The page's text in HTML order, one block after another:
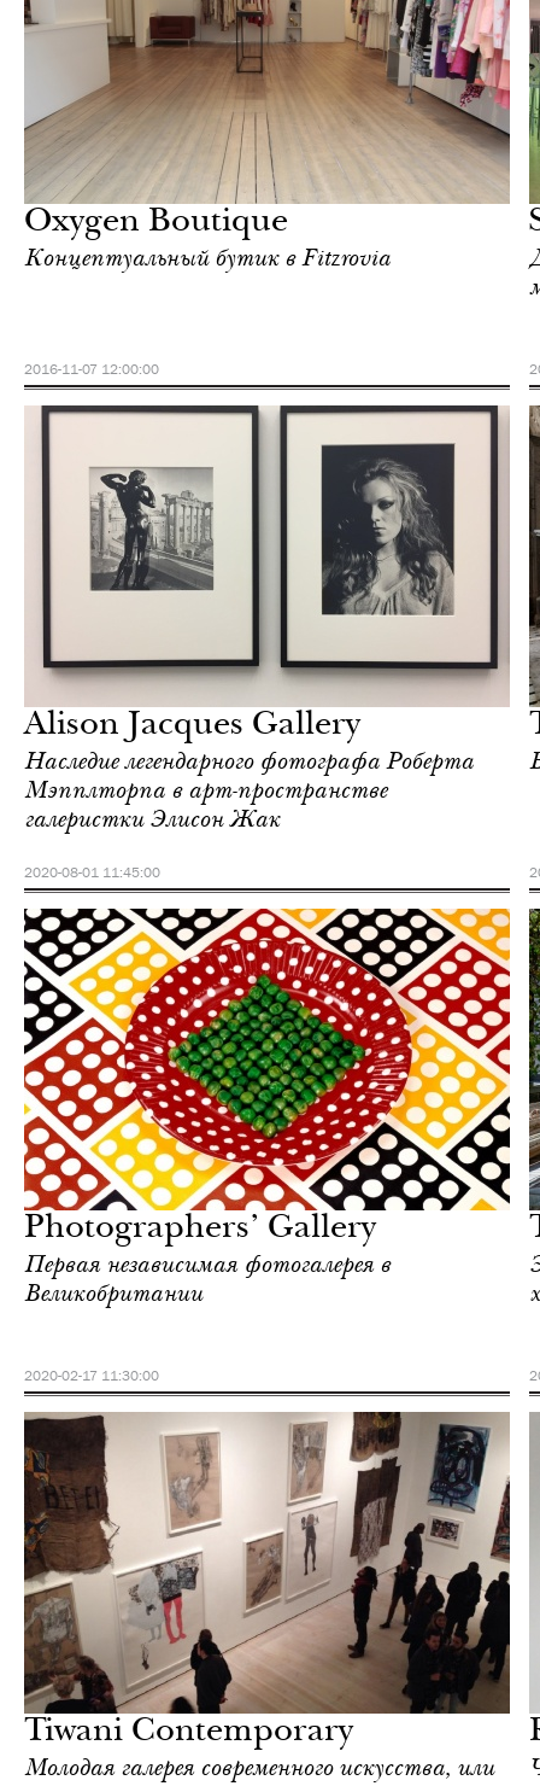
Oxygen Boutique
Концептуальный бутик в Fitzrovia
2016-11-07 12:00:00
Alison Jacques Gallery
Наследие легендарного фотографа Роберта
Мэпплторпа в арт-пространстве
галеристки Элисон Жак
2020-08-01 11:45:00
Photographers’ Gallery
Первая независимая фотогалерея в
Великобритании
2020-02-17 11:30:00
Tiwani Contemporary
Молодая галерея современного искусства, или